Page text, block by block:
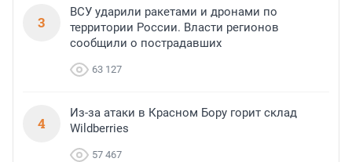
3
ВСУ ударили ракетами и дронами по
территории России. Власти регионов
сообщили о пострадавших
63 127
4
Из-за атаки в Красном Бору горит склад
Wildberries
57 467